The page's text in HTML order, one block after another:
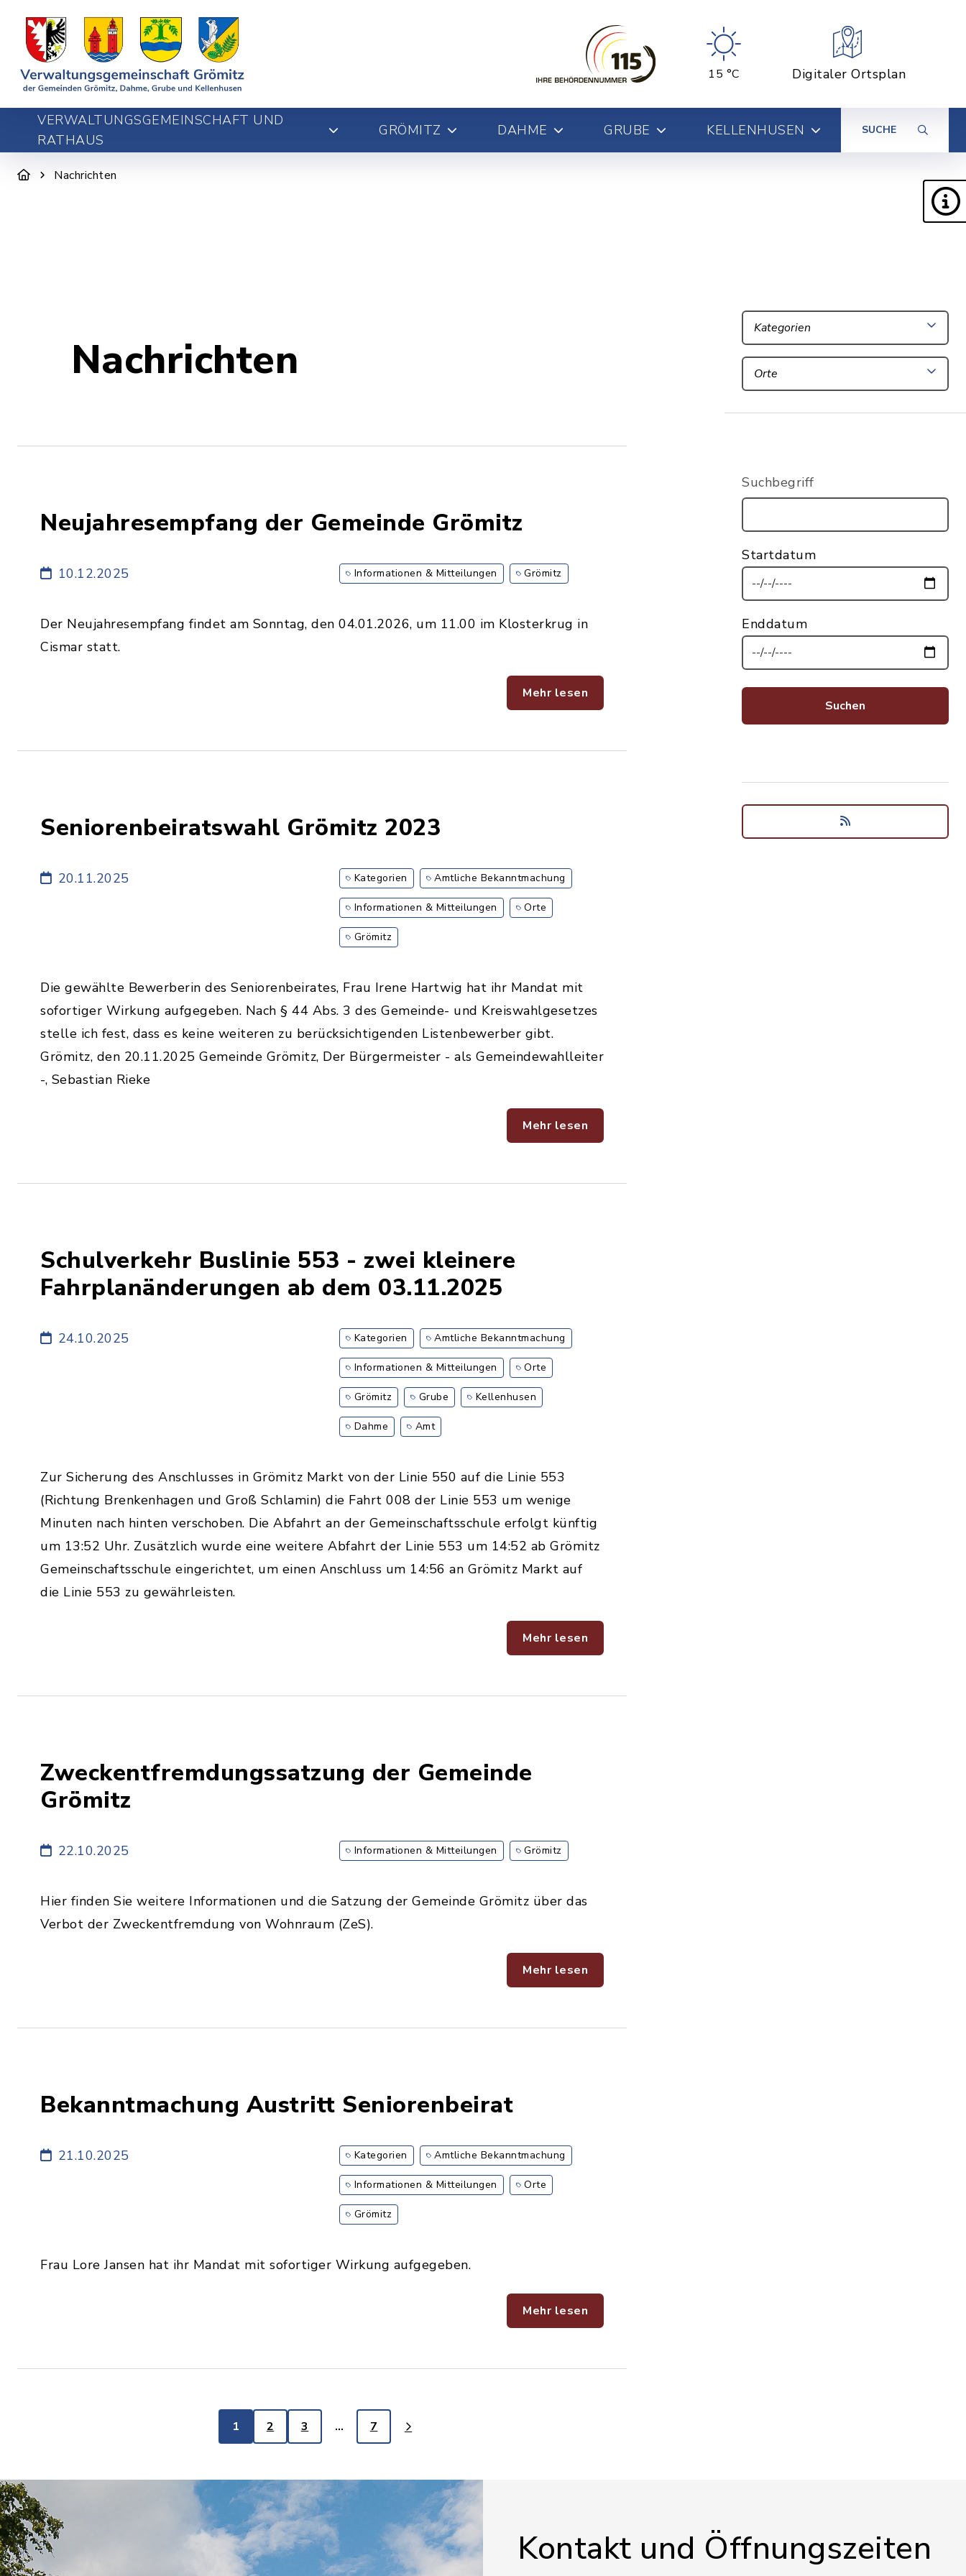
15 °C Digitaler Ortsplan
VERWALTUNGSGEMEINSCHAFT UND
RATHAUS
GRÖMITZ DAHME GRUBE KELLENHUSEN SUCHE
Nachrichten
Nachrichten
Neujahresempfang der Gemeinde Grömitz
10.12.2025 Informationen & Mitteilungen Grömitz
Der Neujahresempfang findet am Sonntag, den 04.01.2026, um 11.00 im Klosterkrug in
Cismar statt.
Mehr lesen
Seniorenbeiratswahl Grömitz 2023
20.11.2025 Kategorien Amtliche Bekanntmachung
Informationen & Mitteilungen Orte
Grömitz
Die gewählte Bewerberin des Seniorenbeirates, Frau Irene Hartwig hat ihr Mandat mit
sofortiger Wirkung aufgegeben. Nach § 44 Abs. 3 des Gemeinde- und Kreiswahlgesetzes
stelle ich fest, dass es keine weiteren zu berücksichtigenden Listenbewerber gibt.
Grömitz, den 20.11.2025 Gemeinde Grömitz, Der Bürgermeister - als Gemeindewahlleiter
-, Sebastian Rieke
Mehr lesen
Schulverkehr Buslinie 553 - zwei kleinere
Fahrplanänderungen ab dem 03.11.2025
24.10.2025 Kategorien Amtliche Bekanntmachung
Informationen & Mitteilungen Orte
Grömitz Grube Kellenhusen
Dahme Amt
Zur Sicherung des Anschlusses in Grömitz Markt von der Linie 550 auf die Linie 553
(Richtung Brenkenhagen und Groß Schlamin) die Fahrt 008 der Linie 553 um wenige
Minuten nach hinten verschoben. Die Abfahrt an der Gemeinschaftsschule erfolgt künftig
um 13:52 Uhr. Zusätzlich wurde eine weitere Abfahrt der Linie 553 um 14:52 ab Grömitz
Gemeinschaftsschule eingerichtet, um einen Anschluss um 14:56 an Grömitz Markt auf
die Linie 553 zu gewährleisten.
Mehr lesen
Zweckentfremdungssatzung der Gemeinde
Grömitz
22.10.2025 Informationen & Mitteilungen Grömitz
Hier finden Sie weitere Informationen und die Satzung der Gemeinde Grömitz über das
Verbot der Zweckentfremdung von Wohnraum (ZeS).
Mehr lesen
Bekanntmachung Austritt Seniorenbeirat
21.10.2025 Kategorien Amtliche Bekanntmachung
Informationen & Mitteilungen Orte
Grömitz
Frau Lore Jansen hat ihr Mandat mit sofortiger Wirkung aufgegeben.
Mehr lesen
1 2 3 … 7
Kategorien
Orte
Suchbegriff
Startdatum
Enddatum
Kontakt und Öffnungszeiten